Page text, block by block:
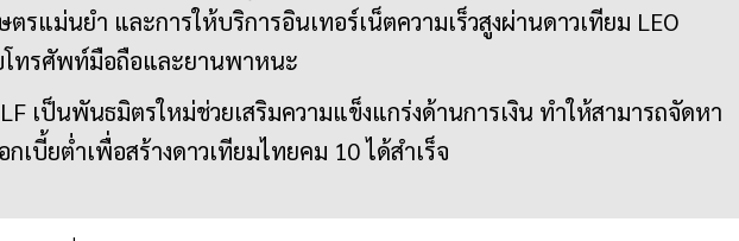
ตรแม่นยำ และการให้บริการอินเทอร์เน็ตความเร็วสูงผ่านดาวเทียม LEO
ทรศัพท์มือถือและยานพาหนะ
เป็นพันธมิตรใหม่ช่วยเสริมความแข็งแกร่งด้านการเงิน ทำให้สามารถจัดหา
กเบี้ยต่ำเพื่อสร้างดาวเทียมไทยคม 10 ได้สำเร็จ